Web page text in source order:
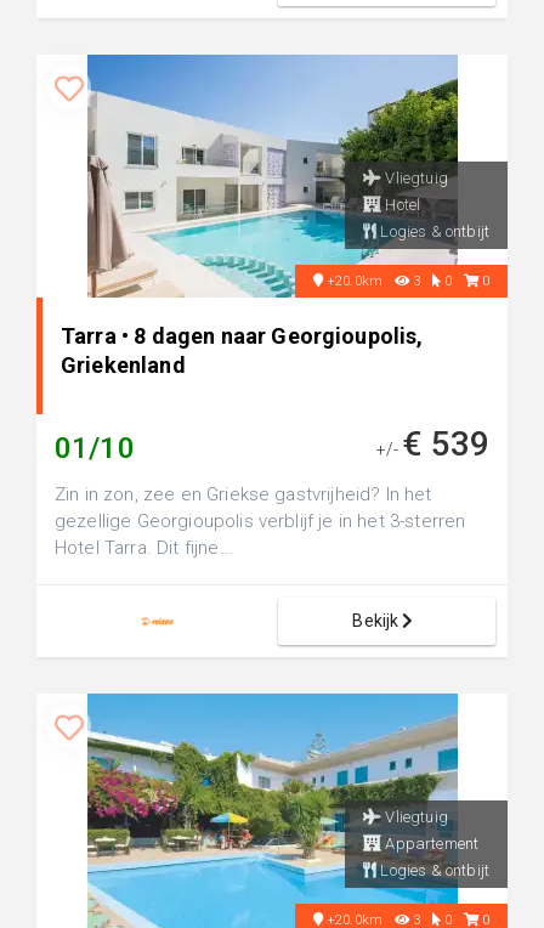
Vliegtuig
Hotel
Logies & ontbijt
+20.0km 3 0 0
Tarra • 8 dagen naar Georgioupolis,
Griekenland
01/10 +/- € 539
Zin in zon, zee en Griekse gastvrijheid? In het
gezellige Georgioupolis verblijf je in het 3-sterren
Hotel Tarra. Dit fijne...
Bekijk
Vliegtuig
Appartement
Logies & ontbijt
+20.0km 3 0 0